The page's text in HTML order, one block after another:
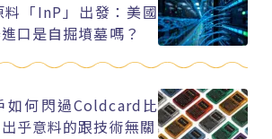
「InP」出發：美國
口是自掘墳墓嗎？
如何閃過Coldcard比
乎意料的跟技術無關